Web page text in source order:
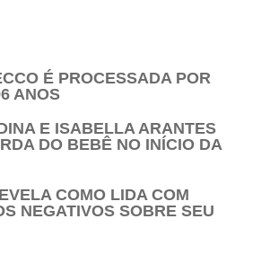
É PROCESSADA POR
ANOS
E ISABELLA ARANTES
DO BEBÊ NO INÍCIO DA
COMO LIDA COM
NEGATIVOS SOBRE SEU